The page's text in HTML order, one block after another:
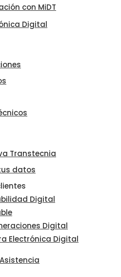
con MiDT
Digital
Transtecnia
datos
Digital
Digital
Electrónica Digital